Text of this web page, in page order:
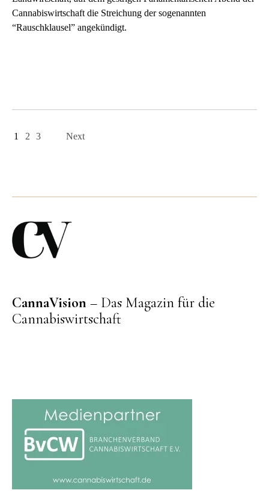
Cannabiswirtschaft die Streichung der sogenannten
“Rauschklausel” angekündigt.
1 2 3 Next
CannaVision – Das Magazin für die
Cannabiswirtschaft